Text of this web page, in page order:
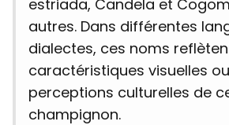
estriada, Candela et
autres. Dans différentes
dialectes, ces noms
caractéristiques visuelles
perceptions culturelles de
champignon.